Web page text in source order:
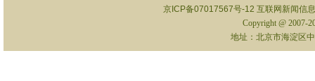
京ICP备07017567号-12 互联网新闻信
Copyright @ 2007-
地址：北京市海淀区